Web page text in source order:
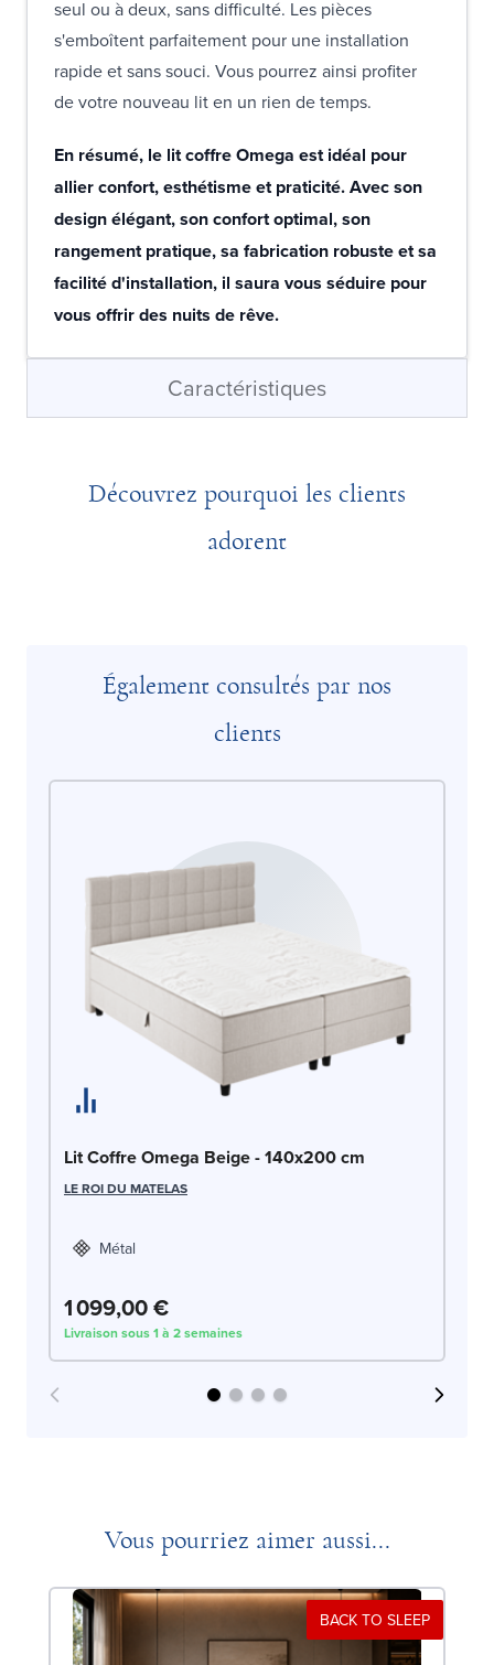
seul ou à deux, sans difficulté. Les pièces
s'emboîtent parfaitement pour une installation
rapide et sans souci. Vous pourrez ainsi profiter
de votre nouveau lit en un rien de temps.
En résumé, le lit coffre Omega est idéal pour
allier confort, esthétisme et praticité. Avec son
design élégant, son confort optimal, son
rangement pratique, sa fabrication robuste et sa
facilité d'installation, il saura vous séduire pour
vous offrir des nuits de rêve.
Caractéristiques
Découvrez pourquoi les clients
adorent
Également consultés par nos
clients
Lit Coffre Omega Beige - 140x200 cm
LE ROI DU MATELAS
Métal
1 099,00 €
Livraison sous 1 à 2 semaines
Vous pourriez aimer aussi...
BACK TO SLEEP